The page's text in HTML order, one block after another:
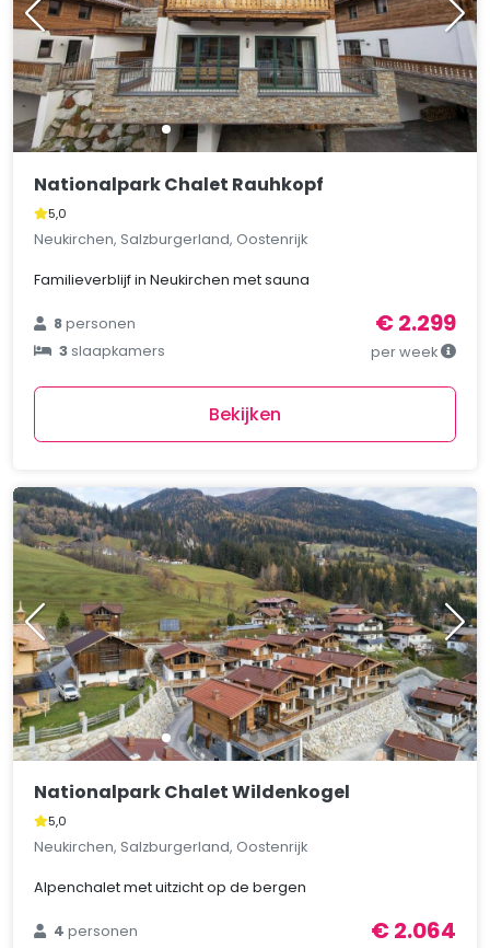
Nationalpark Chalet Rauhkopf
5,0
Neukirchen, Salzburgerland, Oostenrijk
Familieverblijf in Neukirchen met sauna
8personen
3slaapkamers
€ 2.299
per week
Bekijken
Nationalpark Chalet Wildenkogel
5,0
Neukirchen, Salzburgerland, Oostenrijk
Alpenchalet met uitzicht op de bergen
4personen
€ 2.064